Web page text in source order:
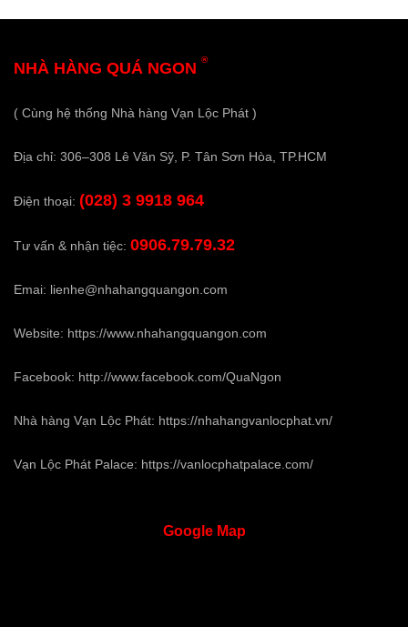
NHÀ HÀNG QUÁ NGON ®
( Cùng hệ thống Nhà hàng Vạn Lộc Phát )
Địa chỉ: 306–308 Lê Văn Sỹ, P. Tân Sơn Hòa, TP.HCM
Điện thoại: (028) 3 9918 964
Tư vấn & nhận tiệc: 0906.79.79.32
Emai: lienhe@nhahangquangon.com
Website: https://www.nhahangquangon.com
Facebook: http://www.facebook.com/QuaNgon
Nhà hàng Vạn Lộc Phát: https://nhahangvanlocphat.vn/
Vạn Lộc Phát Palace: https://vanlocphatpalace.com/
GoogleMap